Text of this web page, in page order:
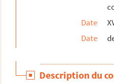
à propos de la guerre qui les
1776 bon pour 5 000 livres de
signée.
Alfred (1804-1863) .Félibrige. Lettre
signée.
Date
Date
Description du